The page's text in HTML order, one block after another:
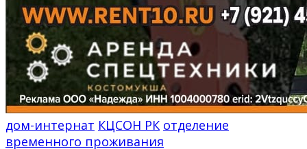
дом-интернат КЦСОН РК отделение
временного проживания